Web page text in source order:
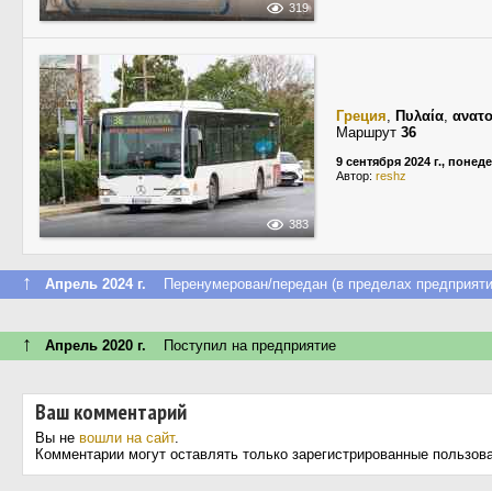
319
383
Греция, Πυλαία,
Маршрут 36
9 сентября 2024 г.,
Автор: reshz
↑ Апрель 2024 г. Перенумерован/передан (в пределах
↑ Апрель 2020 г. Поступил на предприятие
Ваш комментарий
Вы не вошли на сайт.
Комментарии могут оставлять только зарегистрированные